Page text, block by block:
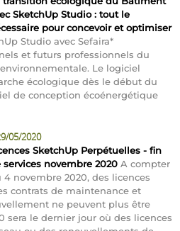
SketchUp Studio : tout le
pour concevoir et optimiser
Studio avec Sefaira*
et futurs professionnels du
Le logiciel
écologique dès le début du
de conception écoénergétique
05/2020
SketchUp Perpétuelles - fin
services novembre 2020 A compter
4 novembre 2020, des licences
contrats de maintenance et
ne peuvent plus être
sera le dernier jour où des licences